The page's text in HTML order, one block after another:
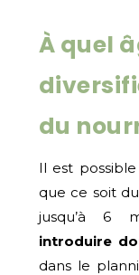
À quel
du
Il est
que ce soit
jusqu’à 6
introduire
dans le